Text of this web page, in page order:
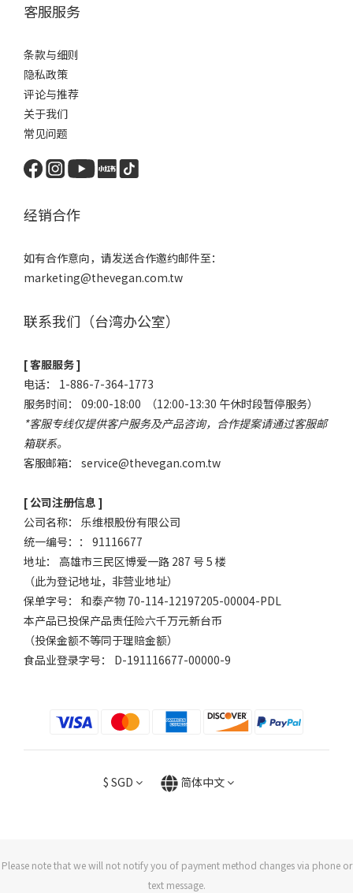
客服服务
条款与细则
隐私政策
评论与推荐
关于我们
常见问题
经销合作
如有合作意向，请发送合作邀约邮件至：
marketing@thevegan.com.tw
联系我们（台湾办公室）
[ 客服服务 ]
电话： 1-886-7-364-1773
服务时间： 09:00-18:00 （12:00-13:30 午休时段暂停服务）
*客服专线仅提供客户服务及产品咨询，合作提案请通过客服邮
箱联系。
客服邮箱： service@thevegan.com.tw
[ 公司注册信息 ]
公司名称： 乐维根股份有限公司
统一编号：： 91116677
地址： 高雄市三民区博爱一路 287 号 5 楼
（此为登记地址，非营业地址）
保单字号： 和泰产物 70-114-12197205-00004-PDL
本产品已投保产品责任险六千万元新台币
（投保金额不等同于理赔金额）
食品业登录字号： D-191116677-00000-9
$ SGD 简体中文
Please note that we will not notify you of payment method changes via phone or
text message.